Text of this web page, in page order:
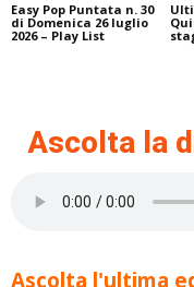
Easy Pop Puntata n. 30
di Domenica 26 luglio
2026 – Play List
Ascolta la
Ascolta l'ultima